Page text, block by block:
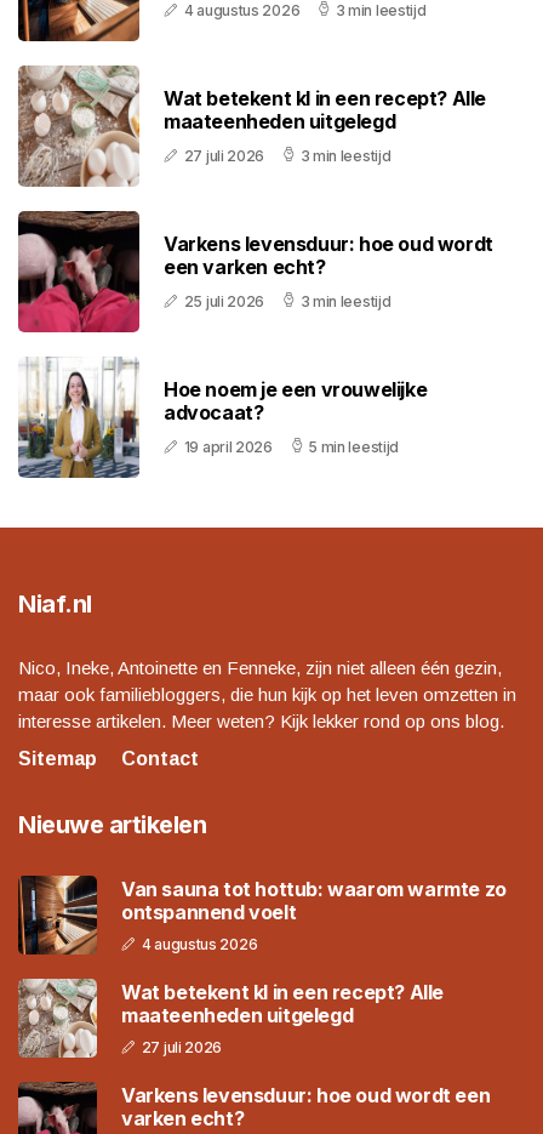
4 augustus 2026 3 min leestijd
Wat betekent kl in een recept? Alle
maateenheden uitgelegd
27 juli 2026 3 min leestijd
Varkens levensduur: hoe oud wordt
een varken echt?
25 juli 2026 3 min leestijd
Hoe noem je een vrouwelijke
advocaat?
19 april 2026 5 min leestijd
Niaf.nl
Nico, Ineke, Antoinette en Fenneke, zijn niet alleen één gezin,
maar ook familiebloggers, die hun kijk op het leven omzetten in
interesse artikelen. Meer weten? Kijk lekker rond op ons blog.
Sitemap
Contact
Nieuwe artikelen
Van sauna tot hottub: waarom warmte zo
ontspannend voelt
4 augustus 2026
Wat betekent kl in een recept? Alle
maateenheden uitgelegd
27 juli 2026
Varkens levensduur: hoe oud wordt een
varken echt?